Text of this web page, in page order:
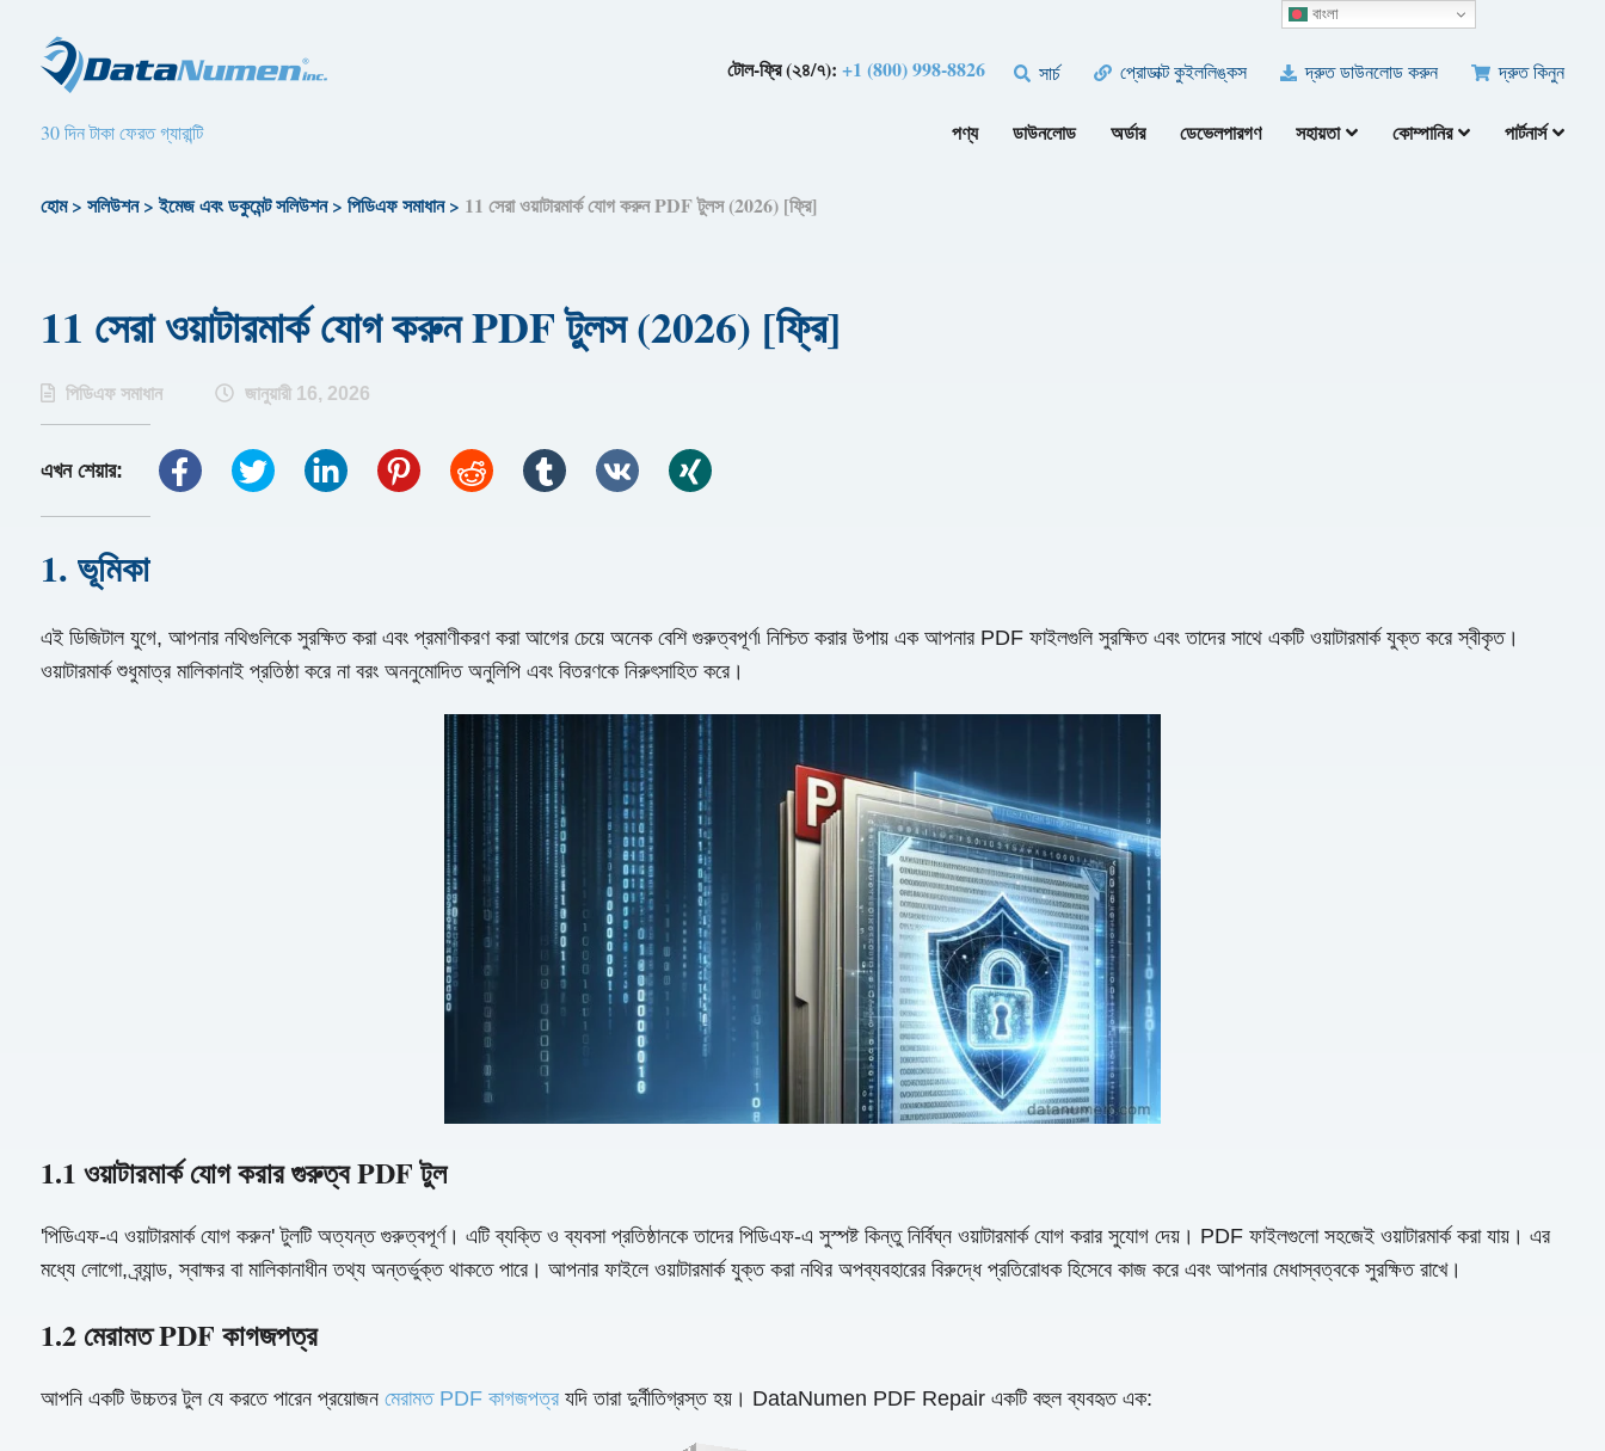
টোল-ফ্রি (২৪/৭):+1 (800) 998-8826 সার্চ প্রোডাক্ট কুইললিঙ্কস দ্রুত ডাউনলোড করুন দ্রুত কিনুন
30 দিন টাকা ফেরত গ্যারান্টি পণ্য ডাউনলোড অর্ডার ডেভেলপারগণ সহায়তা কোম্পানির পার্টনার্স
হোম> সলিউশন>ইমেজ এবং ডকুমেন্ট সলিউশন> পিডিএফ সমাধান> 11 সেরা ওয়াটারমার্ক যোগ করুন PDF টুলস (2026) [ফ্রি]
11 সেরা ওয়াটারমার্ক যোগ করুন PDF টুলস (2026) [ফ্রি]
পিডিএফ সমাধান জানুয়ারী 16, 2026
এখন শেয়ার:
1. ভূমিকা
এই ডিজিটাল যুগে, আপনার নথিগুলিকে সুরক্ষিত করা এবং প্রমাণীকরণ করা আগের চেয়ে অনেক বেশি গুরুত্বপূর্ণ৷ নিশ্চিত করার উপায় এক আপনার PDF ফাইলগুলি সুরক্ষিত এবং তাদের সাথে একটি ওয়াটারমার্ক যুক্ত করে স্বীকৃত।
ওয়াটারমার্ক শুধুমাত্র মালিকানাই প্রতিষ্ঠা করে না বরং অননুমোদিত অনুলিপি এবং বিতরণকে নিরুৎসাহিত করে।
1.1 ওয়াটারমার্ক যোগ করার গুরুত্ব PDF টুল
'পিডিএফ-এ ওয়াটারমার্ক যোগ করুন' টুলটি অত্যন্ত গুরুত্বপূর্ণ। এটি ব্যক্তি ও ব্যবসা প্রতিষ্ঠানকে তাদের পিডিএফ-এ সুস্পষ্ট কিন্তু নির্বিঘ্ন ওয়াটারমার্ক যোগ করার সুযোগ দেয়। PDF ফাইলগুলো সহজেই ওয়াটারমার্ক করা যায়। এর
মধ্যে লোগো, ব্র্যান্ড, স্বাক্ষর বা মালিকানাধীন তথ্য অন্তর্ভুক্ত থাকতে পারে। আপনার ফাইলে ওয়াটারমার্ক যুক্ত করা নথির অপব্যবহারের বিরুদ্ধে প্রতিরোধক হিসেবে কাজ করে এবং আপনার মেধাস্বত্বকে সুরক্ষিত রাখে।
1.2 মেরামত PDF কাগজপত্র
আপনি একটি উচ্চতর টুল যে করতে পারেন প্রয়োজন মেরামত PDF কাগজপত্রযদি তারা দুর্নীতিগ্রস্ত হয়। DataNumen PDF Repair একটি বহুল ব্যবহৃত এক:
বাংলা